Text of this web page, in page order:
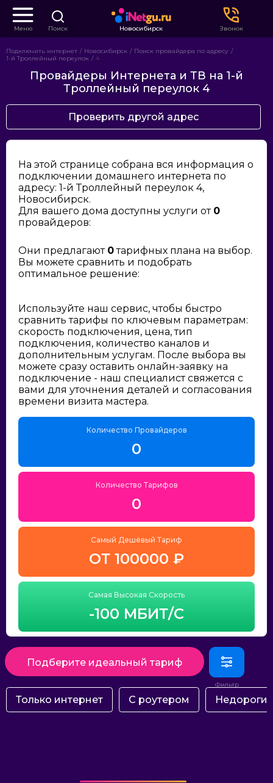
Меню Поиск Новосибирск Звонок
Подключить интернет Новосибирск
Поиск провайдера по адресу
1-й Троллейный переулок
4
Провайдеры Интернета и ТВ на 1-й
Троллейный переулок 4
Проверить другой адрес
На этой странице собрана вся информация о
подключении домашнего интернета по
адресу: 1-й Троллейный переулок 4,
Новосибирск.
Для вашего дома доступны услуги от 0
провайдеров:
Они предлагают 0тарифных плана на выбор.
Вы можете сравнить и подобрать
оптимальное решение:
Используйте наш сервис, чтобы быстро
сравнить тарифы по ключевым параметрам:
скорость подключения, цена, тип
подключения, количество каналов и
дополнительным услугам. После выбора вы
можете сразу оставить онлайн-заявку на
подключение - наш специалист свяжется с
вами для уточнения деталей и согласования
времени визита мастера.
Количество Провайдеров
0
Количество Тарифов
0
Самый Дешёвый Тариф
ОТ 100000 ₽
Самая Высокая Скорость
-100 МБИТ/С
Подберите идеальный тариф
Только интернет С роутером Недорогие